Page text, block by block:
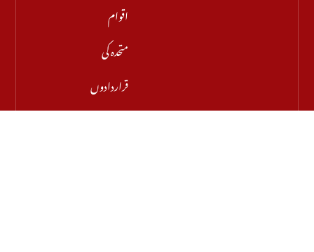
اقوام
متحدہ کی
قراردادوں
کی قانونی